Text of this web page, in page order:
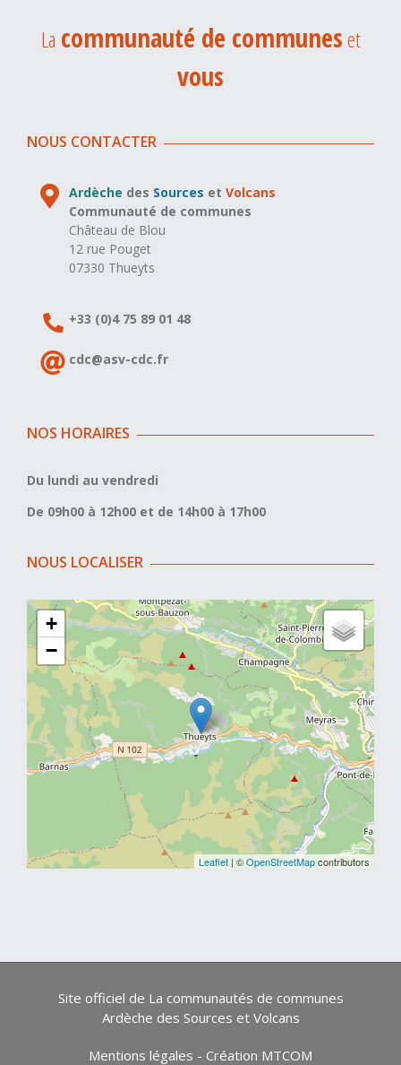
La communauté de communeset
vous
NOUS CONTACTER
Ardèche des Sources etVolcans
Communauté de communes
Château de Blou
12 rue Pouget
07330 Thueyts
+33 (0)4 75 89 01 48
cdc@asv-cdc.fr
NOS HORAIRES
Du lundi au vendredi
De 09h00 à 12h00 et de 14h00 à 17h00
NOUS LOCALISER
+
−
Leaflet | ©OpenStreetMapcontributors
Site officiel de La communautés de communes
Ardèche des Sources et Volcans
Mentions légales - Création MTCOM